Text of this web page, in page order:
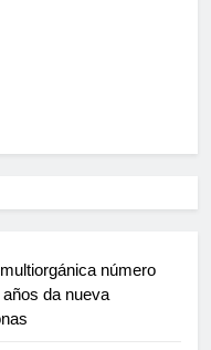
número
da nueva